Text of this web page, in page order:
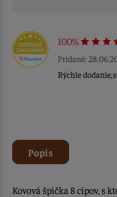
100%
Pridané:
Rýchle
Popis
Kovová špička 8 cípov, s